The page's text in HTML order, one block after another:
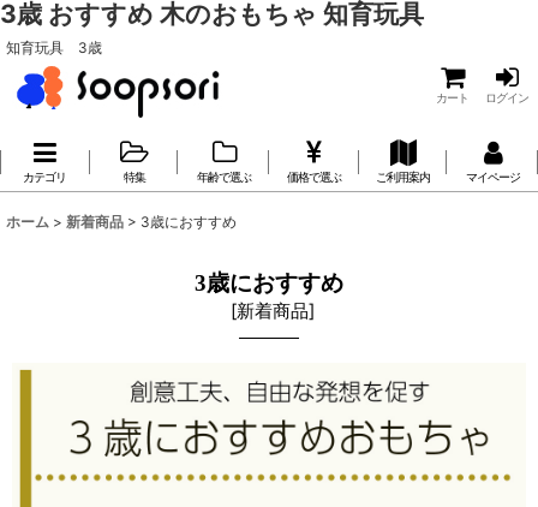
3歳 おすすめ 木のおもちゃ 知育玩具
知育玩具 3歳
カート ログイン
カテゴリ 特集 年齢で選ぶ 価格で選ぶ ご利用案内 マイページ
ホーム > 新着商品 > 3歳におすすめ
3歳におすすめ
[新着商品]